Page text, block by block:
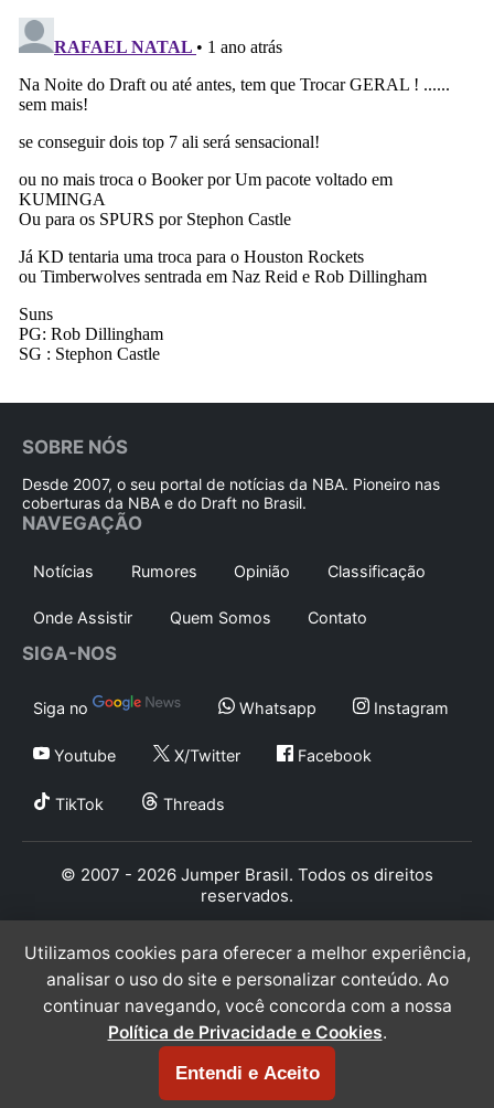
SOBRE NÓS
Desde 2007, o seu portal de notícias da NBA. Pioneiro nas
coberturas da NBA e do Draft no Brasil.
NAVEGAÇÃO
Notícias Rumores Opinião Classificação
Onde Assistir Quem Somos Contato
SIGA-NOS
Siga no Whatsapp Instagram
Youtube X/Twitter Facebook
TikTok Threads
© 2007 - 2026 Jumper Brasil. Todos os direitos
reservados.
Utilizamos cookies para oferecer a melhor experiência,
analisar o uso do site e personalizar conteúdo. Ao
continuar navegando, você concorda com a nossa
Política de Privacidade e Cookies.
Entendi e Aceito